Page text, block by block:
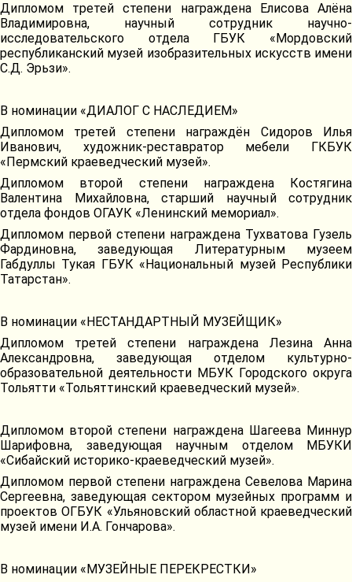
Дипломом третей степени награждена Елисова Алёна
Владимировна, научный сотрудник научно-
исследовательского отдела ГБУК «Мордовский
республиканский музей изобразительных искусств имени
С.Д. Эрьзи».
В номинации «ДИАЛОГ С НАСЛЕДИЕМ»
Дипломом третей степени награждён Сидоров Илья
Иванович, художник-реставратор мебели ГКБУК
«Пермский краеведческий музей».
Дипломом второй степени награждена Костягина
Валентина Михайловна, старший научный сотрудник
отдела фондов ОГАУК «Ленинский мемориал».
Дипломом первой степени награждена Тухватова Гузель
Фардиновна, заведующая Литературным музеем
Габдуллы Тукая ГБУК «Национальный музей Республики
Татарстан».
В номинации «НЕСТАНДАРТНЫЙ МУЗЕЙЩИК»
Дипломом третей степени награждена Лезина Анна
Александровна, заведующая отделом культурно-
образовательной деятельности МБУК Городского округа
Тольятти «Тольяттинский краеведческий музей».
Дипломом второй степени награждена Шагеева Миннур
Шарифовна, заведующая научным отделом МБУКИ
«Сибайский историко-краеведческий музей».
Дипломом первой степени награждена Севелова Марина
Сергеевна, заведующая сектором музейных программ и
проектов ОГБУК «Ульяновский областной краеведческий
музей имени И.А. Гончарова».
В номинации «МУЗЕЙНЫЕ ПЕРЕКРЕСТКИ»